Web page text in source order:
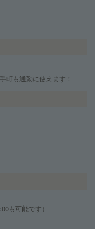
も通勤に使えます！
も可能です）